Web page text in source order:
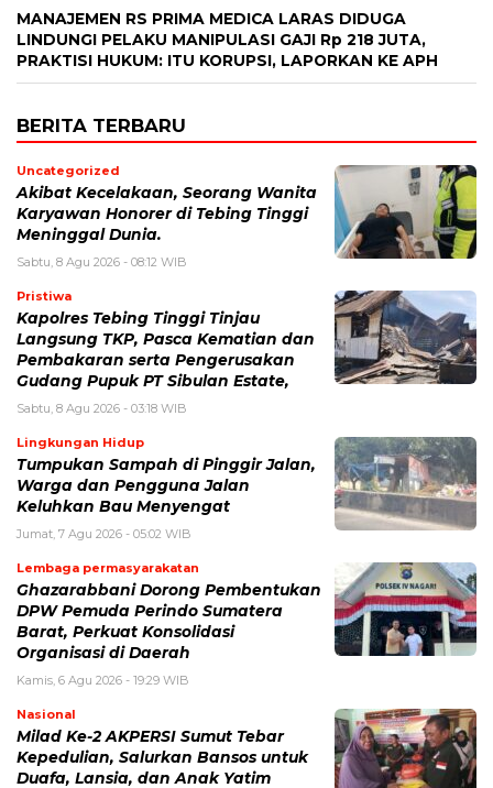
MANAJEMEN RS PRIMA MEDICA LARAS DIDUGA
LINDUNGI PELAKU MANIPULASI GAJI Rp 218 JUTA,
PRAKTISI HUKUM: ITU KORUPSI, LAPORKAN KE APH
BERITA TERBARU
Uncategorized
Akibat Kecelakaan, Seorang Wanita
Karyawan Honorer di Tebing Tinggi
Meninggal Dunia.
Sabtu, 8 Agu 2026 - 08:12 WIB
Pristiwa
Kapolres Tebing Tinggi Tinjau
Langsung TKP, Pasca Kematian dan
Pembakaran serta Pengerusakan
Gudang Pupuk PT Sibulan Estate,
Sabtu, 8 Agu 2026 - 03:18 WIB
Lingkungan Hidup
Tumpukan Sampah di Pinggir Jalan,
Warga dan Pengguna Jalan
Keluhkan Bau Menyengat
Jumat, 7 Agu 2026 - 05:02 WIB
Lembaga permasyarakatan
Ghazarabbani Dorong Pembentukan
DPW Pemuda Perindo Sumatera
Barat, Perkuat Konsolidasi
Organisasi di Daerah
Kamis, 6 Agu 2026 - 19:29 WIB
Nasional
Milad Ke-2 AKPERSI Sumut Tebar
Kepedulian, Salurkan Bansos untuk
Duafa, Lansia, dan Anak Yatim